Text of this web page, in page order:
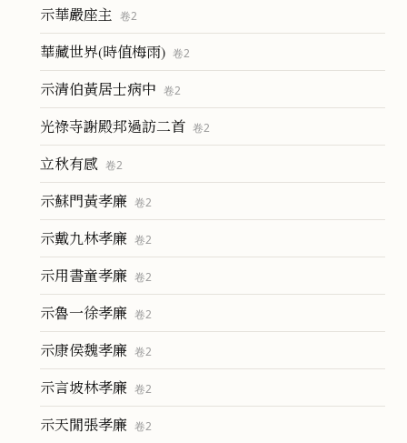
示華嚴座主 卷2
華藏世界(時值梅雨) 卷2
示清伯黃居士病中 卷2
光祿寺謝殿邦過訪二首 卷2
立秋有感 卷2
示蘇門黃孝廉 卷2
示戴九林孝廉 卷2
示用書童孝廉 卷2
示魯一徐孝廉 卷2
示康侯魏孝廉 卷2
示言坡林孝廉 卷2
示天閒張孝廉 卷2